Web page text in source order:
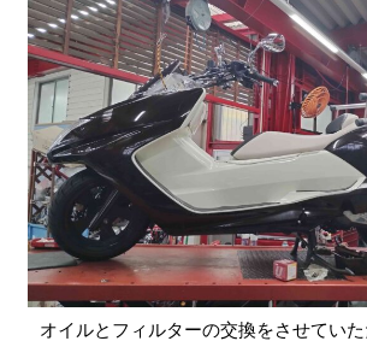
オイルとフィルターの交換をさせてい